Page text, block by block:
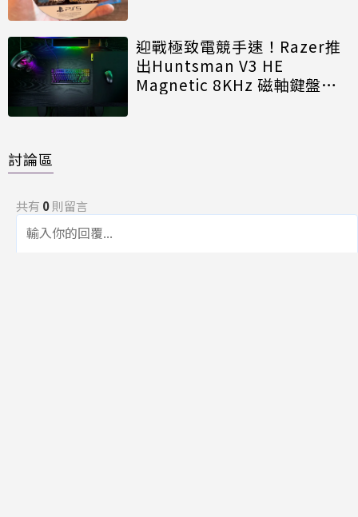
迎戰極致電競手速！Razer推
出Huntsman V3 HE
Magnetic 8KHz 磁軸鍵盤效
討論區
共有 0則留言